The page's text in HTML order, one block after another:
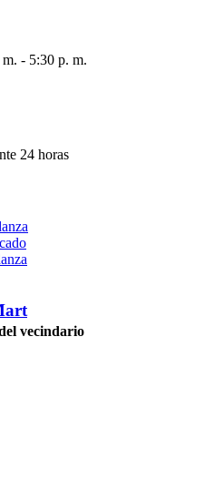
- 5:30 p. m.
24 horas
vecindario